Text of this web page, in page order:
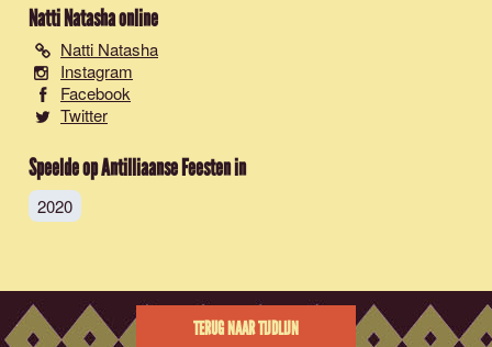
Natti Natashaonline
Natti Natasha
Instagram
Facebook
Twitter
Speelde op Antilliaanse Feesten in
2020
TERUG NAAR TIJDLIJN